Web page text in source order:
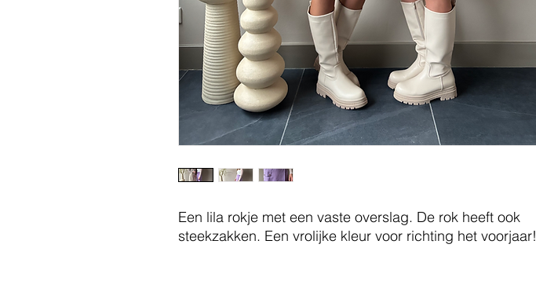
Een lila rokje met een vaste overslag. De rok heeft ook
steekzakken. Een vrolijke kleur voor richting het voorjaar!